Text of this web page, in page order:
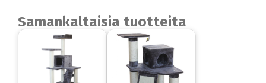
Samankaltaisia tuotteita